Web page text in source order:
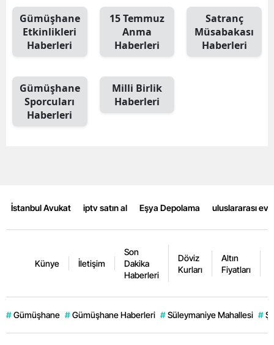
Hakkari
Hatay
Mersin
İstanbul
Kayseri
Kırşehir
Konya
Gümüşhane
Etkinlikleri
Haberleri
15 Temmuz
Anma
Haberleri
Satranç
Müsabakası
Haberleri
Gümüşhane
Sporcuları
Haberleri
Milli Birlik
Haberleri
İstanbul Avukat iptv satın al Eşya Depolama uluslararası
Künye İletişim
Son
Dakika
Haberleri
Döviz
Kurları
Altın
Fiyatları
# Gümüşhane # Gümüşhane Haberleri # Süleymaniye Mahallesi #